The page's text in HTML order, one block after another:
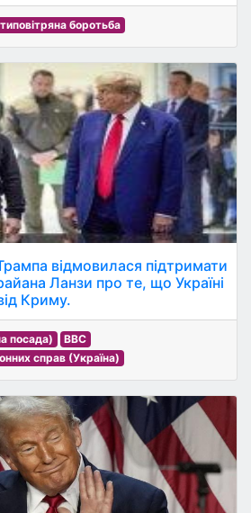
боротьба
відмовилася підтримати
Ланзи про те, що Україні
Криму.
посада)
BBC
справ (Україна)